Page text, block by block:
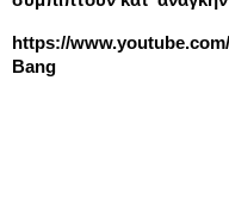
https://
Bang